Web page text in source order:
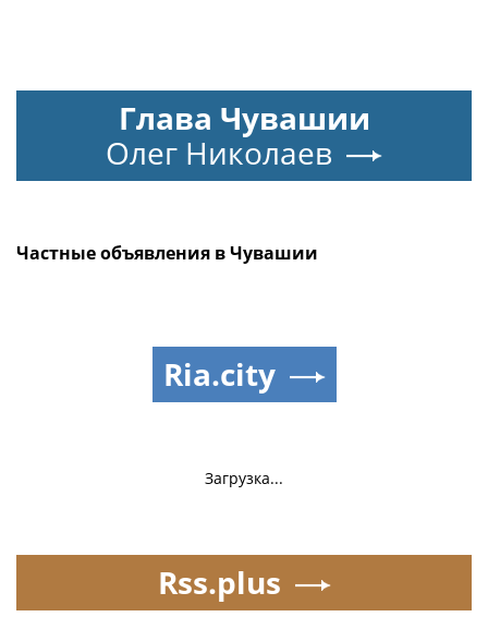
Глава Чувашии
Олег Николаев
Частные объявления в Чувашии
Загрузка...
Ria.city
Rss.plus